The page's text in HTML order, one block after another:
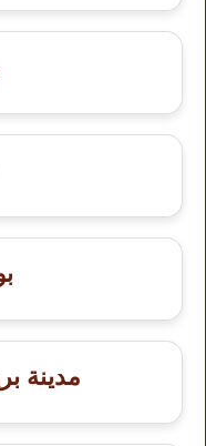
مدينة